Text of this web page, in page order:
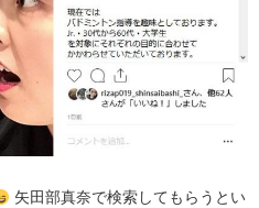
矢田部真奈で検索してもらうとい